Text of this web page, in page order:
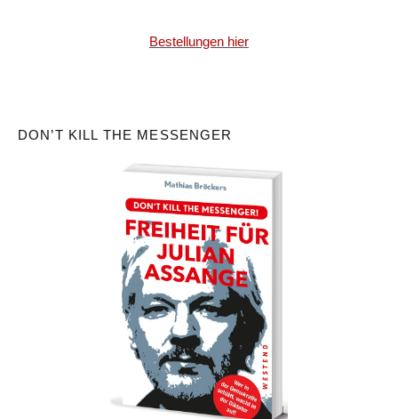
Bestellungen hier
DON’T KILL THE MESSENGER